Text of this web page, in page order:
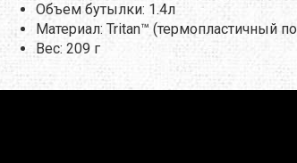
PETZL PINGUIN
RAB
Объем бутылки: 1.4л
Материал: Tritan™ (термопластичный
Вес: 209 г